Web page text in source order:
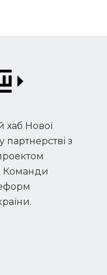
хаб Нової
партнерстві з
Команди